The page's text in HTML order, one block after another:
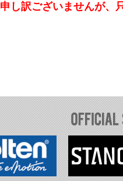
申し訳ございませんが、